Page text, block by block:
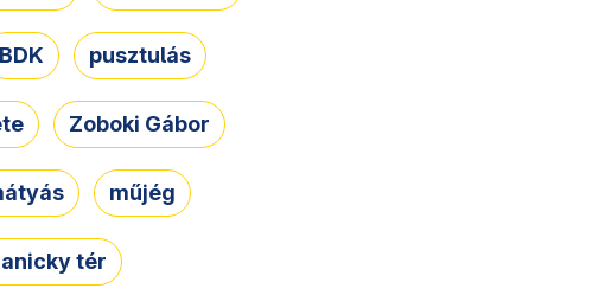
BDK pusztulás
Zoboki Gábor
műjég
tér